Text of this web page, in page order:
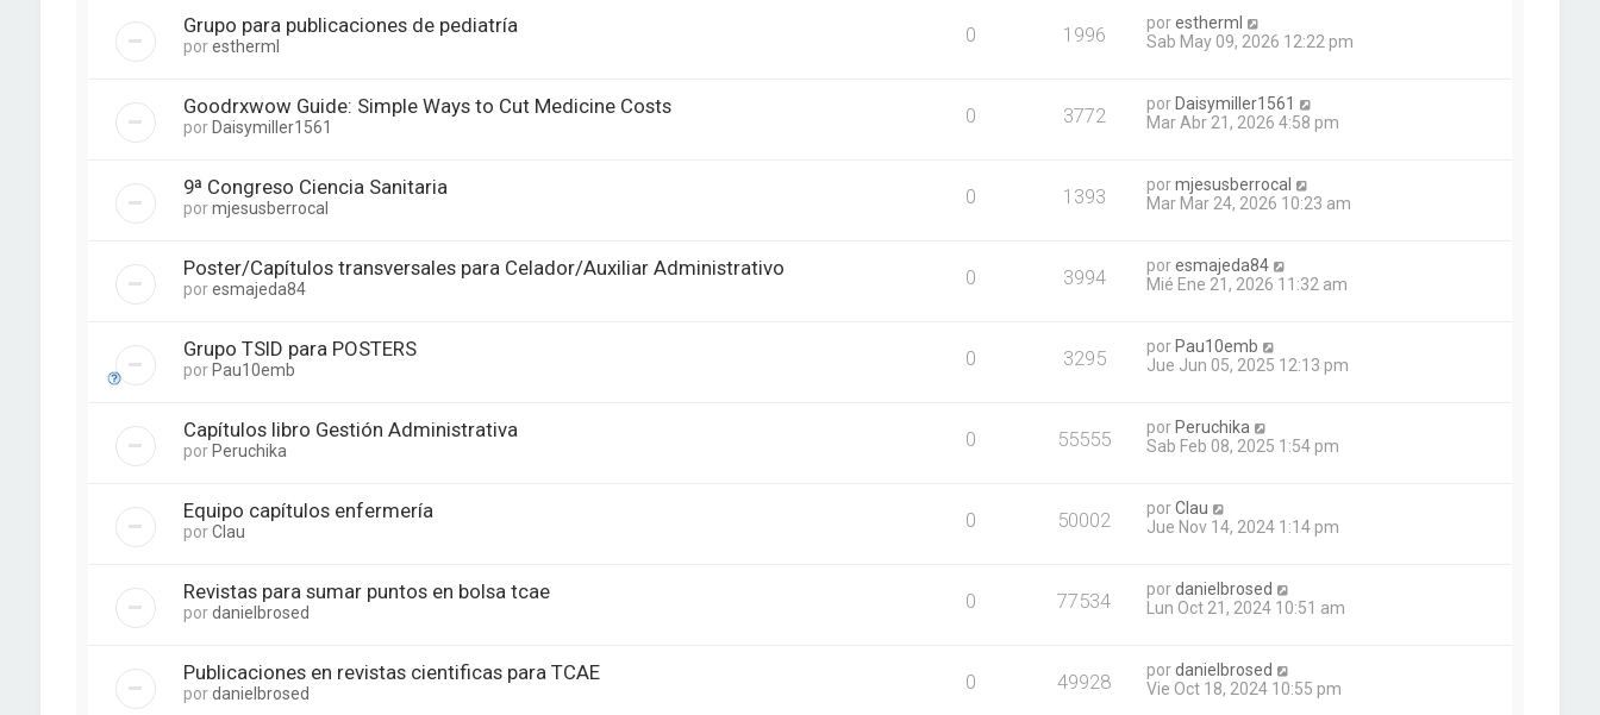
Grupo para publicaciones de pediatría
porestherml 0 1996 porestherml
Sab May 09, 2026 12:22 pm
Goodrxwow Guide: Simple Ways to Cut Medicine Costs
porDaisymiller1561 0 3772 porDaisymiller1561
Mar Abr 21, 2026 4:58 pm
9ª Congreso Ciencia Sanitaria
pormjesusberrocal 0 1393 pormjesusberrocal
Mar Mar 24, 2026 10:23 am
Poster/Capítulos transversales para Celador/Auxiliar Administrativo
poresmajeda84 0 3994 poresmajeda84
Mié Ene 21, 2026 11:32 am
Grupo TSID para POSTERS
porPau10emb 0 3295 porPau10emb
Jue Jun 05, 2025 12:13 pm
Capítulos libro Gestión Administrativa
porPeruchika 0 55555 porPeruchika
Sab Feb 08, 2025 1:54 pm
Equipo capítulos enfermería
porClau 0 50002 porClau
Jue Nov 14, 2024 1:14 pm
Revistas para sumar puntos en bolsa tcae
pordanielbrosed 0 77534 pordanielbrosed
Lun Oct 21, 2024 10:51 am
Publicaciones en revistas cientificas para TCAE
pordanielbrosed 0 49928 pordanielbrosed
Vie Oct 18, 2024 10:55 pm